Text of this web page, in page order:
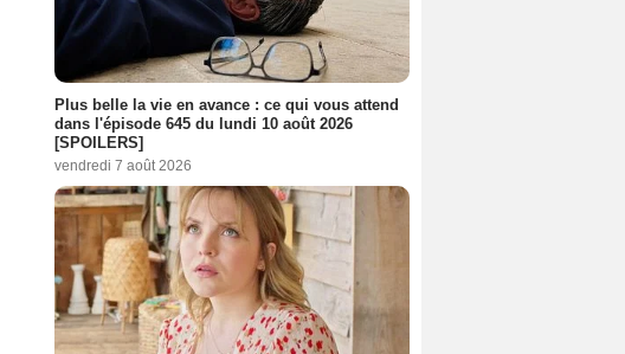
Plus belle la vie en avance : ce qui vous attend
dans l'épisode 645 du lundi 10 août 2026
[SPOILERS]
vendredi 7 août 2026